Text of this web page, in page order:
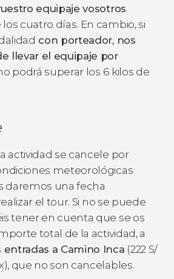
equipaje vosotros
cuatro días. En cambio, si
con porteador, nos
llevar el equipaje por
podrá superar los 6 kilos de
actividad se cancele por
meteorológicas
daremos una fecha
el tour. Si no se puede
tener en cuenta que se os
total de la actividad, a
entradas a Camino Inca (222 S/
que no son cancelables.